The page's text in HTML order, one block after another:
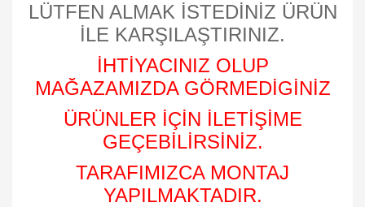
LÜTFEN ALMAK İSTEDİNİZ ÜRÜN
İLE KARŞILAŞTIRINIZ.
İHTİYACINIZ OLUP
MAĞAZAMIZDA GÖRMEDİGİNİZ
ÜRÜNLER İÇİN İLETİŞİME
GEÇEBİLİRSİNİZ.
TARAFIMIZCA MONTAJ
YAPILMAKTADIR.